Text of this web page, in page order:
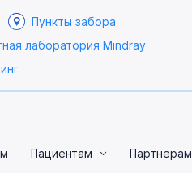
Пункты забора
лаборатория Mindray
Пациентам Партнёрам